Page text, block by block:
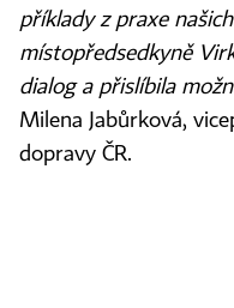
příklady z praxe
místopředsedkyně
dialog a přislíbila
Milena Jabůrková,
dopravy ČR.